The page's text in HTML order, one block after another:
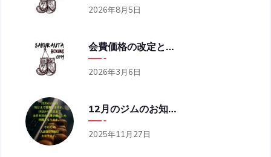
2026年8月5日
会費価格の改定と営業時間の変更のお知らせ
2026年3月6日
12月のジムのお知らせ
2025年11月27日